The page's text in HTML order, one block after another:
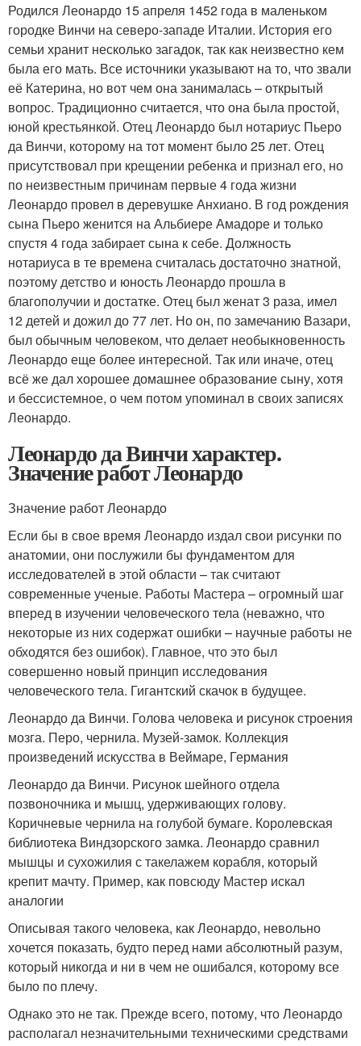
Родился Леонардо 15 апреля 1452 года в маленьком
городке Винчи на северо-западе Италии. История его
семьи хранит несколько загадок, так как неизвестно кем
была его мать. Все источники указывают на то, что звали
её Катерина, но вот чем она занималась – открытый
вопрос. Традиционно считается, что она была простой,
юной крестьянкой. Отец Леонардо был нотариус Пьеро
да Винчи, которому на тот момент было 25 лет. Отец
присутствовал при крещении ребенка и признал его, но
по неизвестным причинам первые 4 года жизни
Леонардо провел в деревушке Анхиано. В год рождения
сына Пьеро женится на Альбиере Амадоре и только
спустя 4 года забирает сына к себе. Должность
нотариуса в те времена считалась достаточно знатной,
поэтому детство и юность Леонардо прошла в
благополучии и достатке. Отец был женат 3 раза, имел
12 детей и дожил до 77 лет. Но он, по замечанию Вазари,
был обычным человеком, что делает необыкновенность
Леонардо еще более интересной. Так или иначе, отец
всё же дал хорошее домашнее образование сыну, хотя
и бессистемное, о чем потом упоминал в своих записях
Леонардо.
Леонардо да Винчи характер.
Значение работ Леонардо
Значение работ Леонардо
Если бы в свое время Леонардо издал свои рисунки по
анатомии, они послужили бы фундаментом для
исследователей в этой области – так считают
современные ученые. Работы Мастера – огромный шаг
вперед в изучении человеческого тела (неважно, что
некоторые из них содержат ошибки – научные работы не
обходятся без ошибок). Главное, что это был
совершенно новый принцип исследования
человеческого тела. Гигантский скачок в будущее.
Леонардо да Винчи. Голова человека и рисунок строения
мозга. Перо, чернила. Музей-замок. Коллекция
произведений искусства в Веймаре, Германия
Леонардо да Винчи. Рисунок шейного отдела
позвоночника и мышц, удерживающих голову.
Коричневые чернила на голубой бумаге. Королевская
библиотека Виндзорского замка. Леонардо сравнил
мышцы и сухожилия с такелажем корабля, который
крепит мачту. Пример, как повсюду Мастер искал
аналогии
Описывая такого человека, как Леонардо, невольно
хочется показать, будто перед нами абсолютный разум,
который никогда и ни в чем не ошибался, которому все
было по плечу.
Однако это не так. Прежде всего, потому, что Леонардо
располагал незначительными техническими средствами